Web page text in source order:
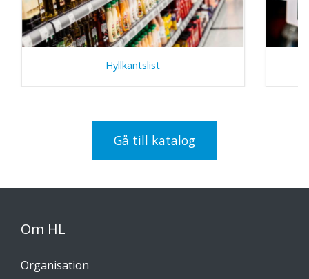
Hyllkantslist
Gå till katalog
Om HL
Organisation